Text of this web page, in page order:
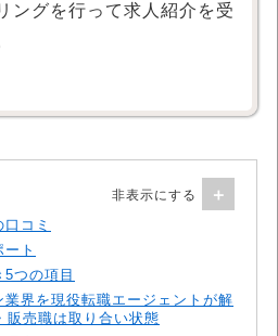
ングを行って求人紹介を受
コミ
ト
つの項目
界を現役転職エージェントが解
販売職は取り合い状態